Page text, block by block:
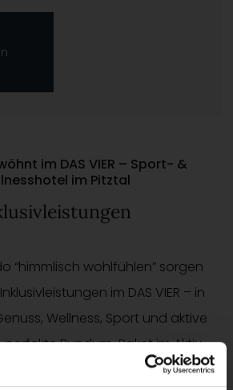
im DAS VIER – Sport- &
im Pitztal
“himmlisch wohlfühlen” sorgen
im DAS VIER – in
Wellness, Sport und aktive
Rundum-Paket im Aktiv-
Folgende Vorteile sind in